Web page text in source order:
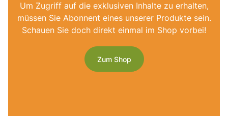
Um Zugriff auf die exklusiven Inhalte zu erhalten,
müssen Sie Abonnent eines unserer Produkte sein.
Schauen Sie doch direkt einmal im Shop vorbei!
Zum Shop